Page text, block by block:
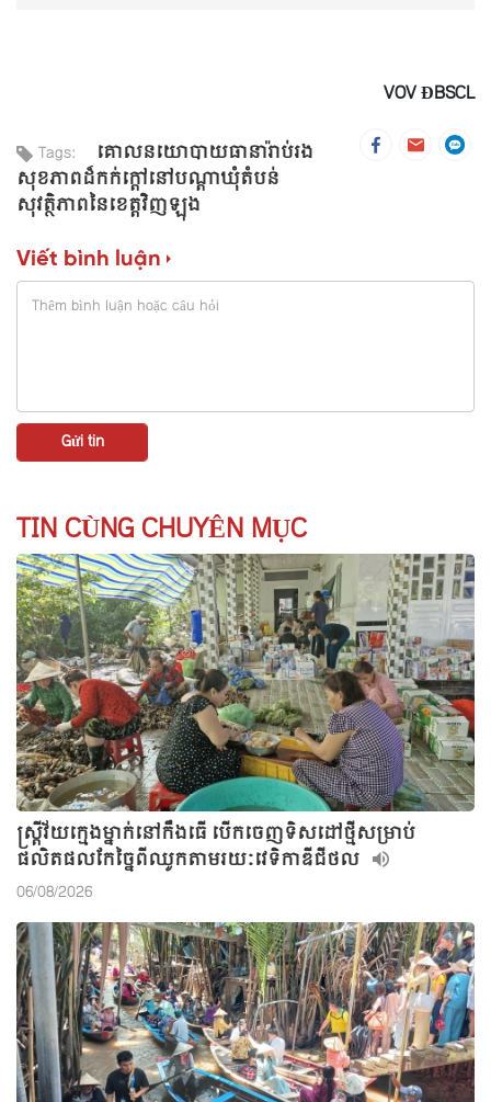
VOV ĐBSCL
Tags:
គោលនយោបាយធានារ៉ាប់រង
សុខភាពដ៏កក់ក្តៅនៅបណ្តាឃុំតំបន់
សុវត្ថិភាពនៃខេត្តវិញឡុង
Viết bình luận
TIN CÙNG CHUYÊN MỤC
ស្ត្រីវ័យក្មេងម្នាក់នៅកឹងធើ បើកចេញទិសដៅថ្មីសម្រាប់
ផលិតផលកែច្នៃពីឈូកតាមរយៈវេទិកាឌីជីថល
06/08/2026